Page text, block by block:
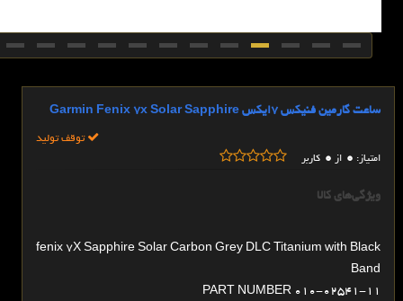
ساعت گارمین فنیکس 7ایکس Garmin Fenix 7x Solar Sapphire
توقف تولید
امتیاز: 0 از 0 کاربر
ویژگی‌های کالا
fenix 7X Sapphire Solar Carbon Grey DLC Titanium with Black
Band
PART NUMBER 010-02541-11